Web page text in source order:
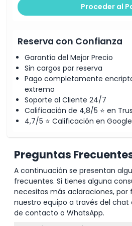
Proceder al
Reserva con Confianza
Garantía del Mejor Precio
Sin cargos por reserva
Pago completamente
extremo
Soporte al Cliente 24/7
Calificación de 4,8/5 ⭐ en
4,7/5 ⭐ Calificación en Google
Preguntas
A continuación se presentan
frecuentes. Si tienes alguna
necesitas más aclaraciones,
nuestro equipo a través del chat
de contacto o WhatsApp.